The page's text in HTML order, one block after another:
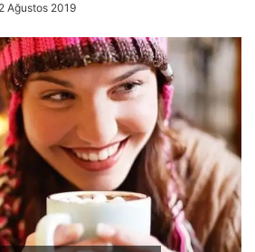
Ağustos 2019